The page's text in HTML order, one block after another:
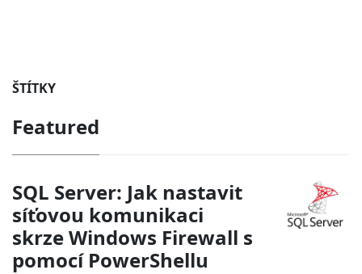
ŠTÍTKY
Featured
SQL Server: Jak nastavit
síťovou komunikaci
skrze Windows Firewall s
pomocí PowerShellu